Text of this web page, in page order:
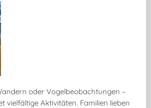
oderVogelbeobachtungen –
vielfältige Aktivitäten. Familien lieben